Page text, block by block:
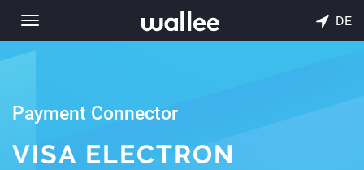
Toggle
navigation
DE
Payment Connector
VISA ELECTRON